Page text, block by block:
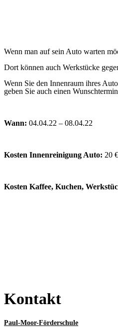
Wenn man auf sein Auto warten
Dort können auch Werkstücke
Wenn Sie den Innenraum ihres
geben Sie auch einen
Wann: 04.04.22 – 08.04.22
Kosten Innenreinigung Auto: 20 €
Kosten Kaffee, Kuchen,
Kontakt
Paul-Moor-Förderschule